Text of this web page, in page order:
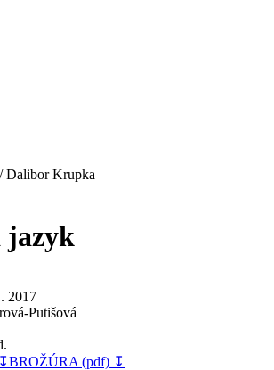
Krupka
jazyk
2017
Putišová
BROŽÚRA (pdf) ↧